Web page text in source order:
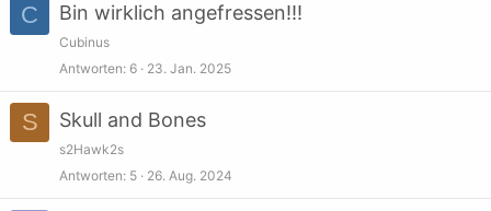
C Bin wirklich angefressen!!!
Cubinus
Antworten 6 23. Jan. 2025
S Skull and Bones
s2Hawk2s
Antworten 5 26. Aug. 2024